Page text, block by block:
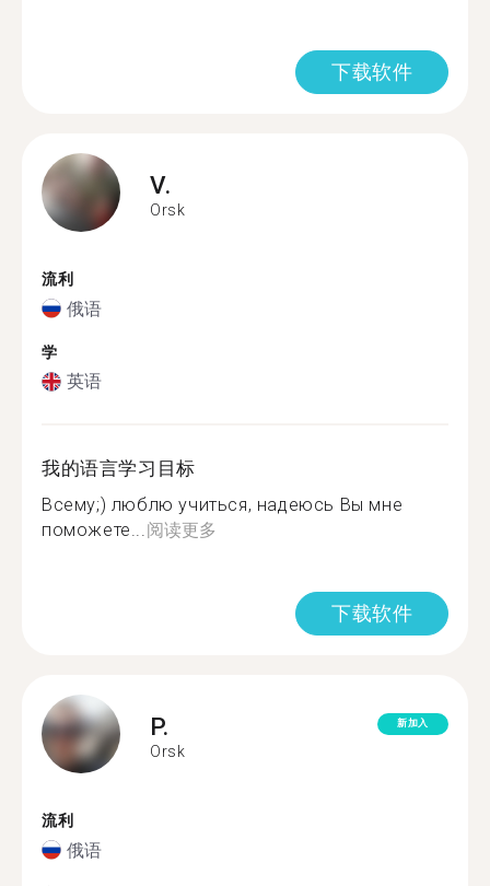
下载软件
V.
Orsk
流利
俄语
学
英语
我的语言学习目标
Всему;) люблю учиться, надеюсь Вы мне
поможете...阅读更多
下载软件
P.
Orsk
新加入
流利
俄语